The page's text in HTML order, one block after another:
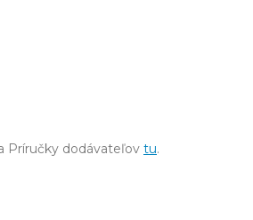
Príručky dodávateľov tu.